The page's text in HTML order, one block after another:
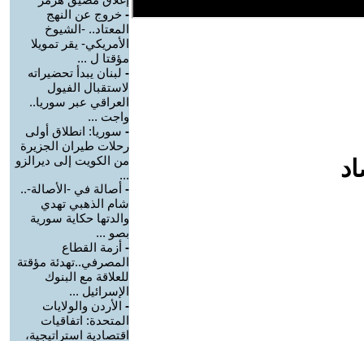
- خروج عن النهج
المعتاد.. -الشيوخ
الأمريكي- يقر تمويلا
مؤقتا ل ...
- لبنان يبدأ تحضيراته
لاستقبال الفيول
العراقي عبر سوريا..
واجت ...
- سوريا: انطلاق أولى
رحلات طيران الجزيرة
من الكويت إلى ديرالزو
...
- أصالة في -الأصالة-..
شام الذهبي تهدي
والدتها حكاية سورية
بصو ...
- أزمة القطاع
المصرفي..تهدئة مؤقتة
للعلاقة مع البنوك
الإسرائيل ...
- الأردن والولايات
المتحدة: اتفاقيات
اقتصادية استراتيجية،